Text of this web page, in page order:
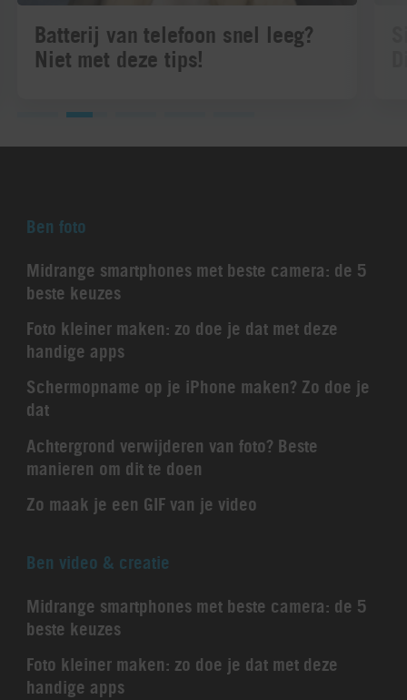
Batterij van telefoon snel leeg?
Niet met deze tips!
Ben foto
Midrange smartphones met beste camera: de 5
beste keuzes
Foto kleiner maken: zo doe je dat met deze
handige apps
Schermopname op je iPhone maken? Zo doe je
dat
Achtergrond verwijderen van foto? Beste
manieren om dit te doen
Zo maak je een GIF van je video
Ben video & creatie
Midrange smartphones met beste camera: de 5
beste keuzes
Foto kleiner maken: zo doe je dat met deze
handige apps